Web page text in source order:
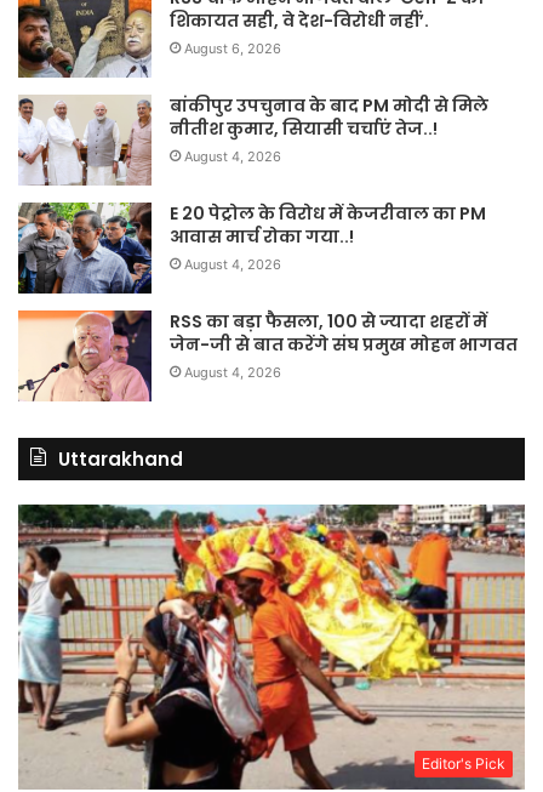
शिकायत सही, वे देश-विरोधी नहीं’.
August 6, 2026
बांकीपुर उपचुनाव के बाद PM मोदी से मिले
नीतीश कुमार, सियासी चर्चाएं तेज..!
August 4, 2026
E 20 पेट्रोल के विरोध में केजरीवाल का PM
आवास मार्च रोका गया..!
August 4, 2026
RSS का बड़ा फैसला, 100 से ज्यादा शहरों में
जेन-जी से बात करेंगे संघ प्रमुख मोहन भागवत
August 4, 2026
Uttarakhand
Editor's Pick